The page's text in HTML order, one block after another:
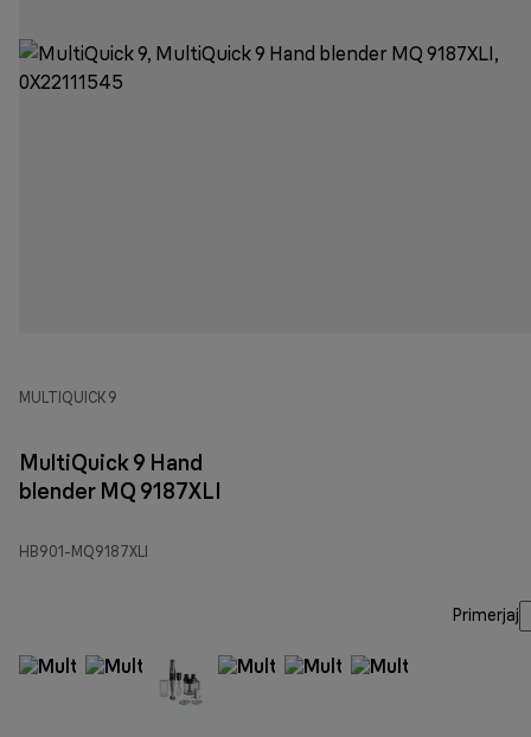
MULTIQUICK 9
MultiQuick 9 Hand
blender MQ 9187XLI
HB901-MQ9187XLI
Primerjaj